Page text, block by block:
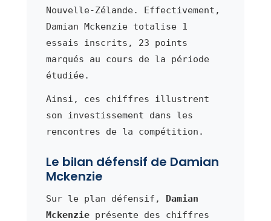
Nouvelle-Zélande. Effectivement,
Damian Mckenzie totalise 1
essais inscrits, 23 points
marqués au cours de la période
étudiée.
Ainsi, ces chiffres illustrent
son investissement dans les
rencontres de la compétition.
Le bilan défensif de Damian
Mckenzie
Sur le plan défensif, Damian
Mckenzieprésente des chiffres